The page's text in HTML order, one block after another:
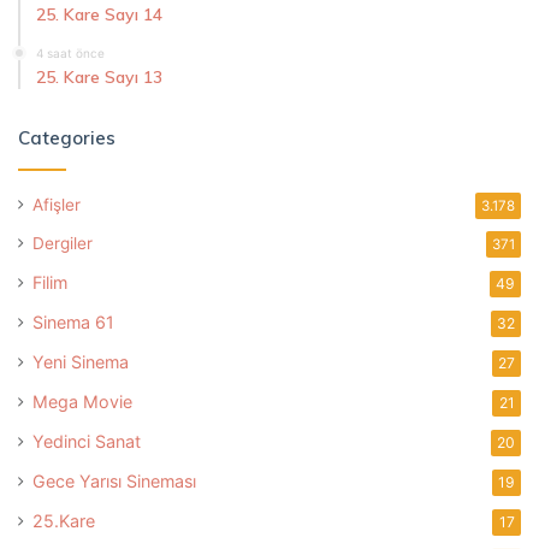
25. Kare Sayı 14
4 saat önce
25. Kare Sayı 13
Categories
Afişler 3.178
Dergiler 371
Filim 49
Sinema 61 32
Yeni Sinema 27
Mega Movie 21
Yedinci Sanat 20
Gece Yarısı Sineması 19
25.Kare 17